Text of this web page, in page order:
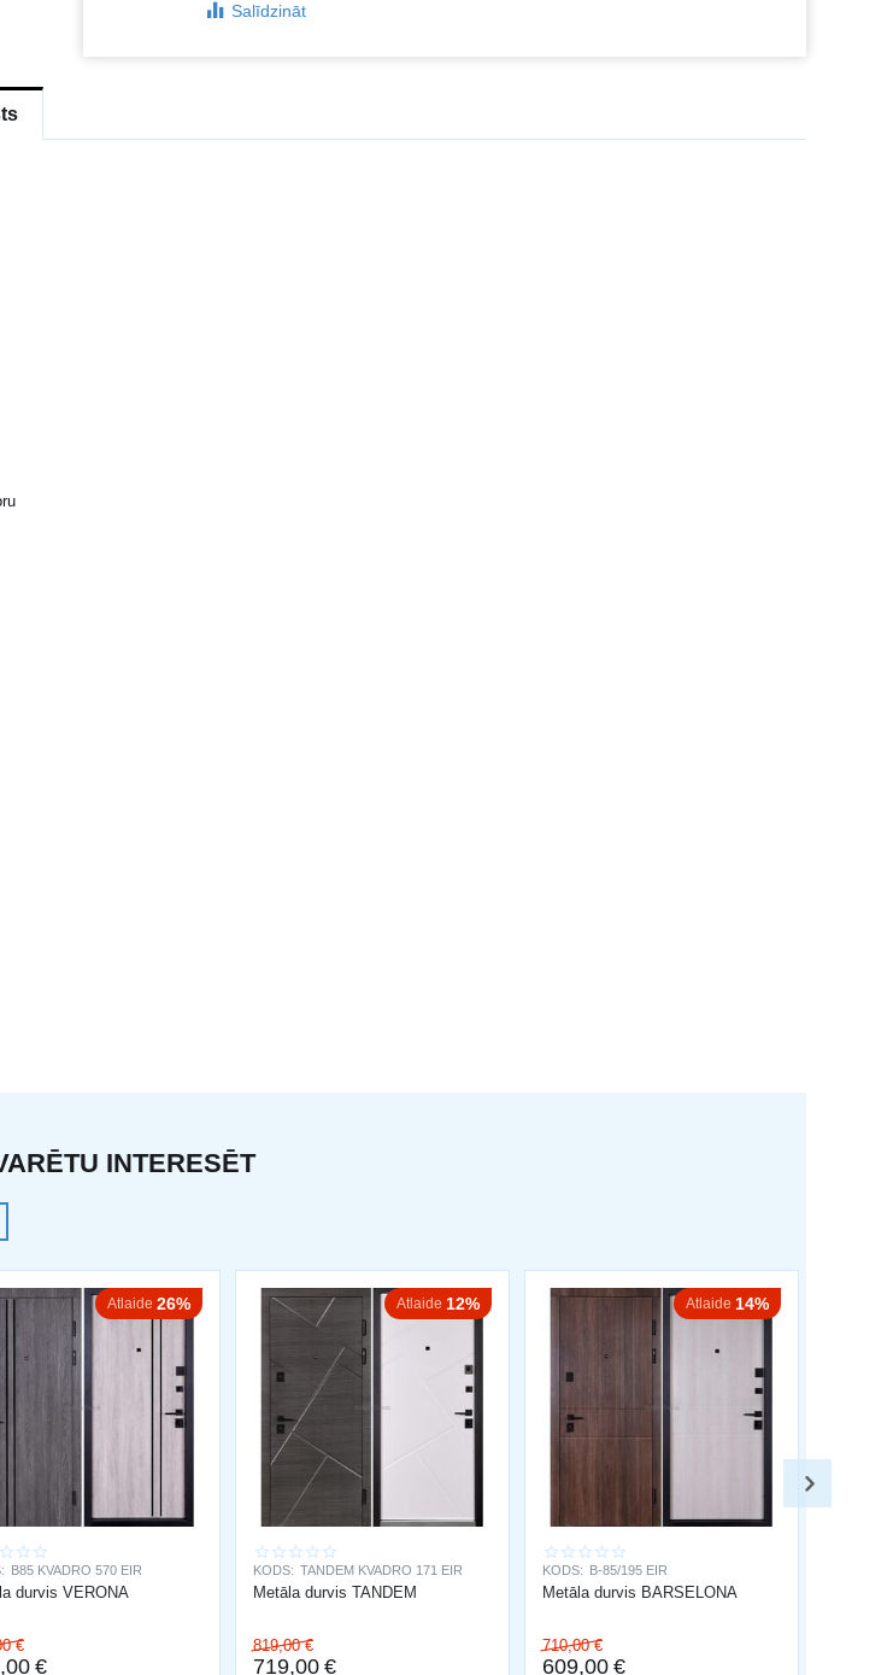
Salīdzināt
INTERESĒT
Atlaide 26%
B85 KVADRO 570 EIR
durvis VERONA
€
€
Atlaide 12%
KODS: TANDEM KVADRO 171 EIR
Metāla durvis TANDEM
819,00 €
719,00 €
Atlaide 14%
KODS: B-85/195 EIR
Metāla durvis BARSELONA
710,00 €
609,00 €